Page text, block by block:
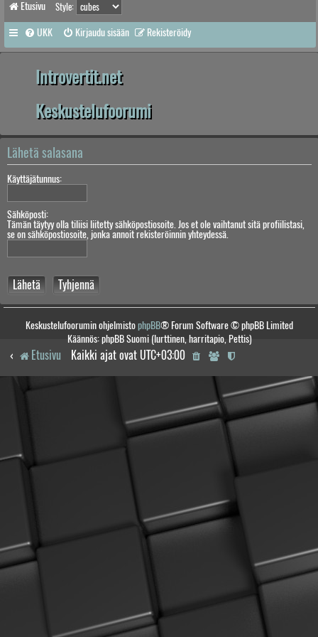
Etusivu Style:
UKK Kirjaudu sisään Rekisteröidy
Introvertit.net
Keskustelufoorumi
Lähetä salasana
Käyttäjätunnus:
Sähköposti:
Tämän täytyy olla tiliisi liitetty sähköpostiosoite. Jos et ole vaihtanut sitä profiilistasi,
se on sähköpostiosoite, jonka annoit rekisteröinnin yhteydessä.
Keskustelufoorumin ohjelmistophpBB® Forum Software © phpBB Limited
Käännös: phpBB Suomi (lurttinen, harritapio, Pettis)
Etusivu Kaikki ajat ovat UTC+03:00